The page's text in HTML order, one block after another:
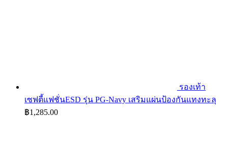
รองเท้า
เซฟตี้แฟชั่นESD รุ่น PG-Navy เสริมแผ่นป้องกันแทงทะลุ
฿1,285.00